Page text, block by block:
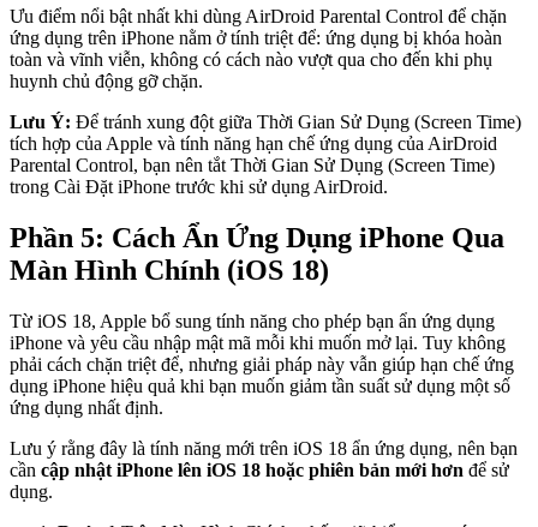
Ưu điểm nổi bật nhất khi dùng AirDroid Parental Control để chặn
ứng dụng trên iPhone nằm ở tính triệt để: ứng dụng bị khóa hoàn
toàn và vĩnh viễn, không có cách nào vượt qua cho đến khi phụ
huynh chủ động gỡ chặn.
Lưu Ý: Để tránh xung đột giữa Thời Gian Sử Dụng (Screen Time)
tích hợp của Apple và tính năng hạn chế ứng dụng của AirDroid
Parental Control, bạn nên tắt Thời Gian Sử Dụng (Screen Time)
trong Cài Đặt iPhone trước khi sử dụng AirDroid.
Phần 5: Cách Ẩn Ứng Dụng iPhone Qua
Màn Hình Chính (iOS 18)
Từ iOS 18, Apple bổ sung tính năng cho phép bạn ẩn ứng dụng
iPhone và yêu cầu nhập mật mã mỗi khi muốn mở lại. Tuy không
phải cách chặn triệt để, nhưng giải pháp này vẫn giúp hạn chế ứng
dụng iPhone hiệu quả khi bạn muốn giảm tần suất sử dụng một số
ứng dụng nhất định.
Lưu ý rằng đây là tính năng mới trên iOS 18 ẩn ứng dụng, nên bạn
cần cập nhật iPhone lên iOS 18 hoặc phiên bản mới hơn để sử
dụng.